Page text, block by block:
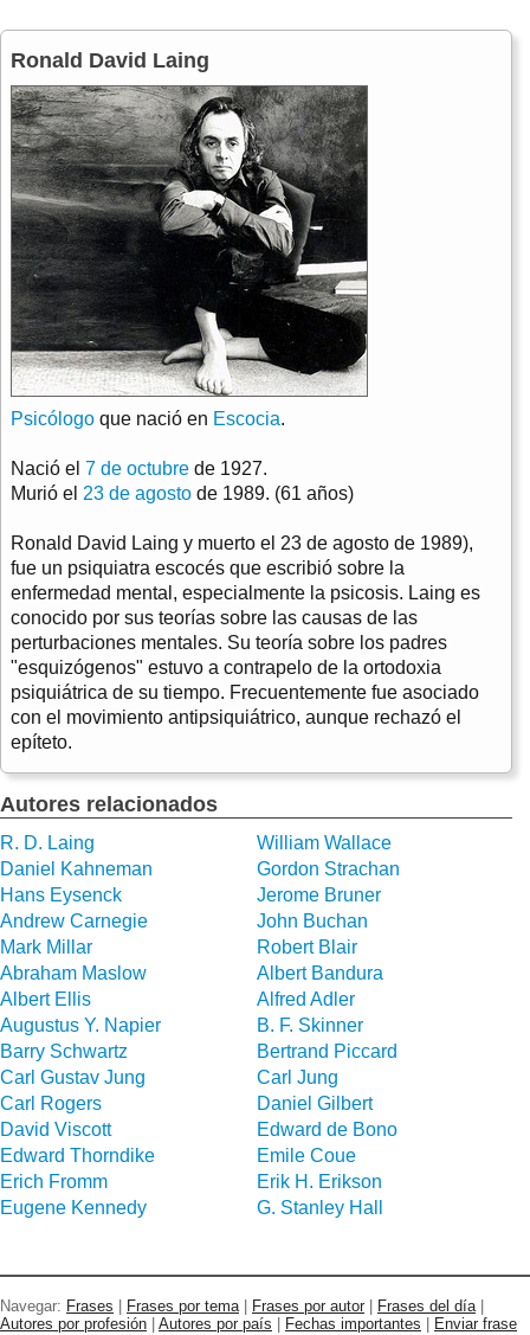
Ronald David Laing
Psicólogo que nació en Escocia.
Nació el 7 de octubre de 1927.
Murió el 23 de agosto de 1989. (61 años)
Ronald David Laing y muerto el 23 de agosto de 1989),
fue un psiquiatra escocés que escribió sobre la
enfermedad mental, especialmente la psicosis. Laing es
conocido por sus teorías sobre las causas de las
perturbaciones mentales. Su teoría sobre los padres
"esquizógenos" estuvo a contrapelo de la ortodoxia
psiquiátrica de su tiempo. Frecuentemente fue asociado
con el movimiento antipsiquiátrico, aunque rechazó el
epíteto.
Autores relacionados
R. D. Laing
William Wallace
Daniel Kahneman
Gordon Strachan
Hans Eysenck
Jerome Bruner
Andrew Carnegie
John Buchan
Mark Millar
Robert Blair
Abraham Maslow
Albert Bandura
Albert Ellis
Alfred Adler
Augustus Y. Napier
B. F. Skinner
Barry Schwartz
Bertrand Piccard
Carl Gustav Jung
Carl Jung
Carl Rogers
Daniel Gilbert
David Viscott
Edward de Bono
Edward Thorndike
Emile Coue
Erich Fromm
Erik H. Erikson
Eugene Kennedy
G. Stanley Hall
Navegar: Frases | Frases por tema | Frases por autor | Frases del día |
Autores por profesión | Autores por país | Fechas importantes | Enviar frase